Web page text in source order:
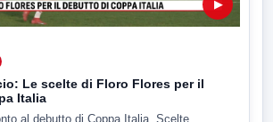
▶
Le scelte di Floro Flores per il
Italia
al debutto di Coppa Italia. Scelte...